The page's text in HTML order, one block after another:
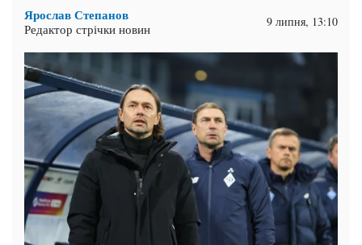
Ярослав Степанов
Редактор стрічки новин 9 липня, 13:10